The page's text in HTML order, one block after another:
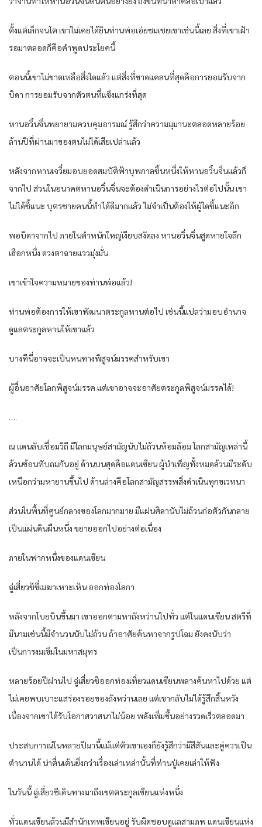
ตั้งแต่เล็กจนโต เขาไม่เคยได้ยินท่านพ่อเอ่ยชมเชยเขาเช่นนี้เลย สิ่งที่เขาเฝ้า
รอมาตลอดก็คือคำพูดประโยคนี้
ตอนนี้เขาไม่ขาดเหลือสิ่งใดแล้ว แต่สิ่งที่ขาดแคลนที่สุดคือการยอมรับจาก
บิดา การยอมรับจากตัวตนที่แข็งแกร่งที่สุด
หานอวิ๋นจิ่นพยายามควบคุมอารมณ์ รู้สึกว่าความมุมานะตลอดหลายร้อย
ล้านปีที่ผ่านมาของตนไม่ได้เสียเปล่าแล้ว
หลังจากหานเจวี๋ยมอบยอดสมบัติฟ้าบุพกาลชิ้นหนึ่งให้หานอวิ๋นจิ่นแล้วก็
จากไป ส่วนในอนาคตหานอวิ๋นจิ่นจะต้องดำเนินการอย่างไรต่อไปนั้น เขา
ไม่ได้ชี้แนะ บุตรชายคนนี้ทำได้ดีมากแล้ว ไม่จำเป็นต้องให้ผู้ใดชี้แนะอีก
พอบิดาจากไป ภายในตำหนักใหญ่เงียบสงัดลง หานอวิ๋นจิ่นสูดหายใจลึก
เฮือกหนึ่ง ดวงตาฉายแววมุ่งมั่น
เขาเข้าใจความหมายของท่านพ่อแล้ว!
ท่านพ่อต้องการให้เขาพัฒนาตระกูลหานต่อไป เช่นนี้แปลว่ามอบอำนาจ
ดูแลตระกูลหานให้เขาแล้ว
บางทีนี่อาจจะเป็นหนทางพิสูจน์มรรคสำหรับเขา
ผู้อื่นอาศัยโลกพิสูจน์มรรค แต่เขาอาจจะอาศัยตระกูลพิสูจน์มรรคได้!
….
ณ แดนลับเชื่อมวิถี มีโลกมนุษย์สามัญนับไม่ถ้วนห้อมล้อม โลกสามัญเหล่านี้
ล้วนซ้อนทับถมกันอยู่ ด้านบนสุดคือแดนเซียน ผู้บำเพ็ญทั้งหมดล้วนมีระดับ
เหนือกว่ามหายานขึ้นไป ด้านล่างคือโลกสามัญสรรพสิ่งดำเนินทุกขเวทนา
ส่วนในพื้นที่ศูนย์กลางของโลกมากมาย มีแผ่นศิลานับไม่ถ้วนก่อตัวกันกลาย
เป็นแผ่นดินผืนหนึ่ง ขยายออกไปอย่างต่อเนื่อง
ภายในฟากหนึ่งของแดนเซียน
ฉู่เสี่ยวชีขี่เมฆาเหาะเหิน ออกท่องโลกา
หลังจากโบยบินขึ้นมา เขาออกตามหาถังหว่านไปทั่ว แต่ในแดนเซียน สตรีที่
มีนามเช่นนี้มีจำนวนนับไม่ถ้วน ถ้าอาศัยค้นหาจากรูปโฉม ยังคงนับว่า
เป็นการงมเข็มในมหาสมุทร
หลายร้อยปีผ่านไป ฉู่เสี่ยวชีออกท่องเที่ยวแดนเซียนพลางค้นหาไปด้วย แต่
ไม่เคยพบเบาะแสร่องรอยของถังหว่านเลย แต่เขากลับไม่ได้รู้สึกสิ้นหวัง
เนื่องจากเขาได้รับโอกาสวาสนาไม่น้อย พลังเพิ่มขึ้นอย่างรวดเร็วตลอดมา
ประสบการณ์ในหลายปีมานี้แม้แต่ตัวเขาเองก็ยังรู้สึกว่ามีสีสันและคู่ควรเป็น
ตำนานได้ น่าตื่นเต้นยิ่งกว่าเรื่องเล่าเหล่านั้นที่ท่านปู่เคยเล่าให้ฟัง
ในวันนี้ ฉู่เสี่ยวชีเดินทางมาถึงเขตตระกูลเซียนแห่งหนึ่ง
ทั่วแดนเซียนล้วนมีสำนักเทพเซียนอยู่ รับผิดชอบดูแลสามภพ แดนเซียนแห่ง